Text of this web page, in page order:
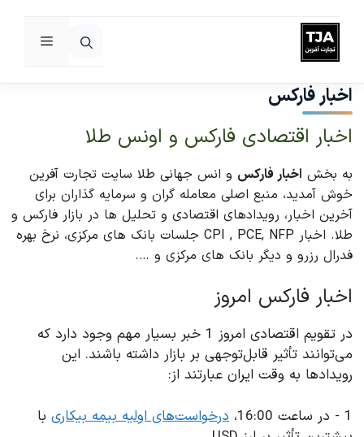
پرش
به
محتوا
فهرست
اخبار فارکس
اخبار اقتصادی فارکس و اونس طلا
به بخش اخبار فارکس و انس جهانی طلا سایت تجارت آفرین
خوش آمدید، منبع اصلی معامله گران و سرمایه گذاران برای
آخرین اخبار، رویدادهای اقتصادی و تحلیل ها در بازار فارکس و
طلا. اخبار CPI , PCE, NFP جلسات بانک های مرکزی، نرخ بهره
فدرال رزرو و دیگر بانک های مرکزی و ….
اخبار فارکس امروز
در تقویم اقتصادی امروز 1 خبر بسیار مهم وجود دارد که
می‌توانند تأثیر قابل‌توجهی بر بازار داشته باشند. این
رویدادها به وقت ایران عبارتند از:
1 - در ساعت 16:00،
درخواست‌های اولیه بیمه بیکاری با